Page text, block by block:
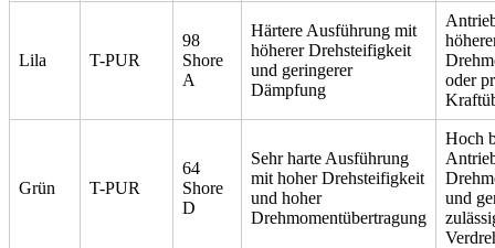
Lila T-PUR
98
Shore
A
Härtere Ausführung mit
höherer Drehsteifigkeit
und geringerer
Dämpfung
oder
Grün T-PUR
64
Shore
D
Sehr harte Ausführung
mit hoher Drehsteifigkeit
und hoher
Drehmomentübertragung
Hoch
und